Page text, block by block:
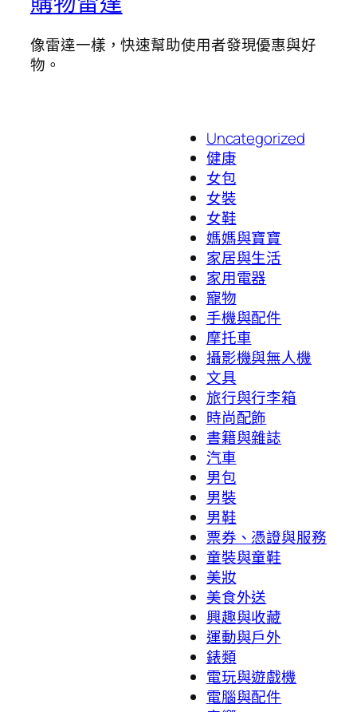
像雷達一樣，快速幫助使用者發現優惠與好
物。
Uncategorized
健康
女包
女裝
女鞋
媽媽與寶寶
家居與生活
家用電器
寵物
手機與配件
摩托車
攝影機與無人機
文具
旅行與行李箱
時尚配飾
書籍與雜誌
汽車
男包
男裝
男鞋
票券、憑證與服務
童裝與童鞋
美妝
美食外送
興趣與收藏
運動與戶外
錶類
電玩與遊戲機
電腦與配件